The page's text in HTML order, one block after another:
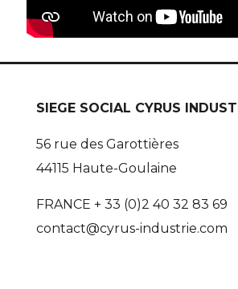
SIEGE SOCIAL CYRUS
56 rue des Garottières
44115 Haute-Goulaine
FRANCE + 33 (0)2 40 32 83 69
contact@cyrus-industrie.com